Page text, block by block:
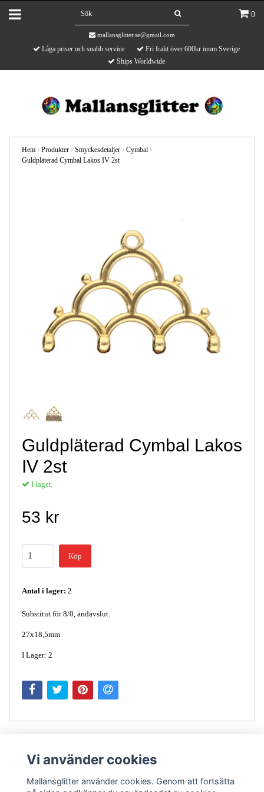
0
mallansglitter.se@gmail.com
Låga priser och snabb service
Fri frakt över 600kr inom Sverige
Ships Worldwide
Hem › Produkter › Smyckesdetaljer › Cymbal ›
Guldpläterad Cymbal Lakos IV 2st
Guldpläterad Cymbal Lakos
IV 2st
I lager.
53 kr
Köp
Antal i lager: 2
Substitut för 8/0, ändavslut.
27x18,5mm
I Lager: 2
Vi använder cookies
Mallansglitter använder cookies. Genom att fortsätta